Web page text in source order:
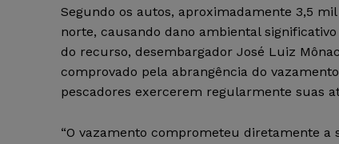
Segundo os autos, aproximadamente 3,5
norte, causando dano ambiental
do recurso, desembargador José Luiz
comprovado pela abrangência do
pescadores exercerem regularmente suas
“O vazamento comprometeu diretamente a